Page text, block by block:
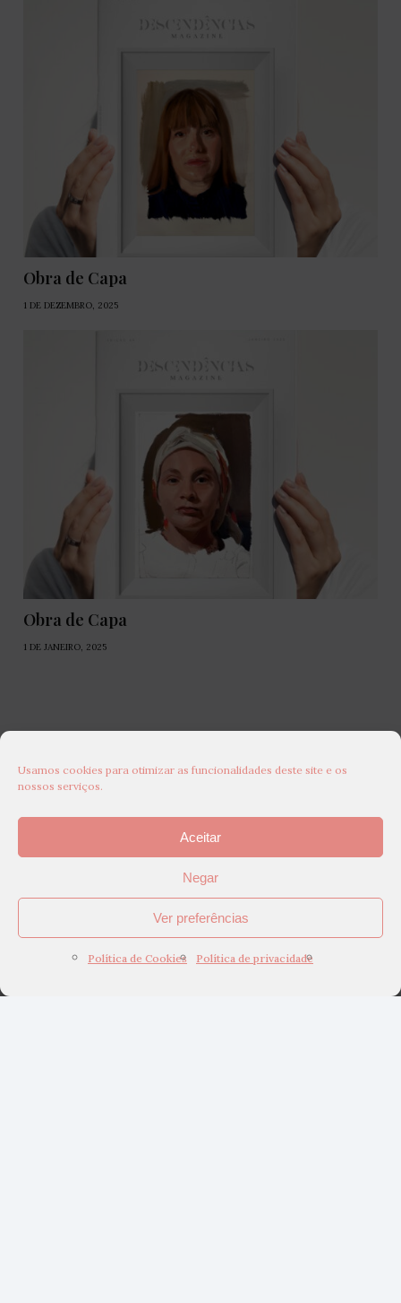
Usamos cookies para otimizar as funcionalidades deste site e os
nossos serviços.
Aceitar
Negar
Ver preferências
Política de Cookies Política de privacidade
Obra de Capa
1 DE DEZEMBRO, 2025
Obra de Capa
1 DE JANEIRO, 2025